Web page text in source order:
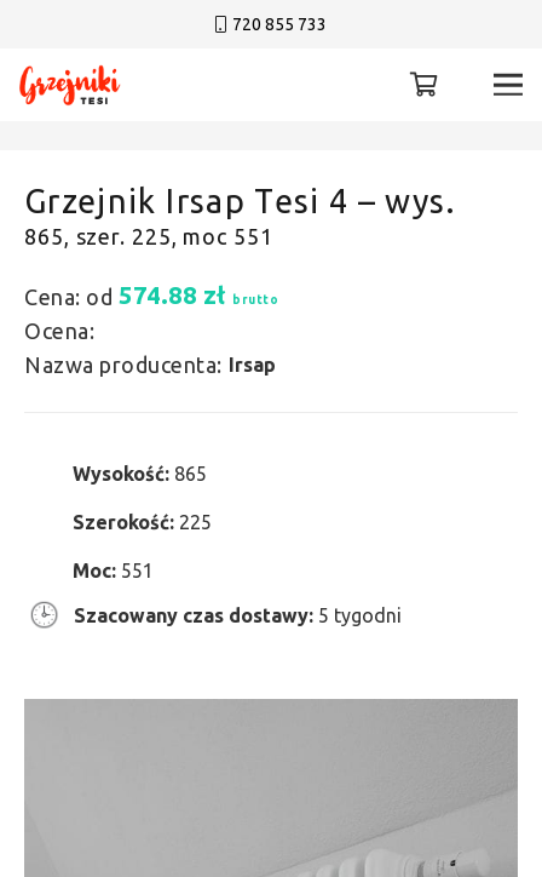
720 855 733
Grzejnik Irsap Tesi 4 – wys.
865, szer. 225, moc 551
Cena: od 574.88 zł brutto
Ocena:
Nazwa producenta: Irsap
Wysokość: 865
Szerokość: 225
Moc: 551
Szacowany czas dostawy: 5 tygodni